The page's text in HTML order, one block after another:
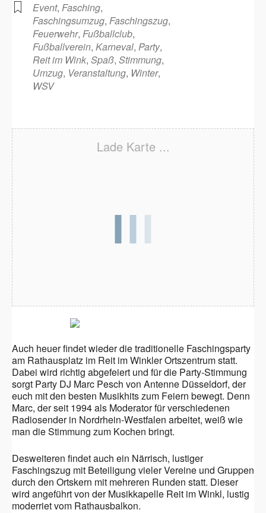
Event, Fasching,
Faschingsumzug, Faschingszug,
Feuerwehr, Fußballclub,
Fußballverein, Karneval, Party,
Reit im Wink, Spaß, Stimmung,
Umzug, Veranstaltung, Winter,
WSV
Lade Karte ...
Auch heuer findet wieder die traditionelle Faschingsparty
am Rathausplatz im Reit im Winkler Ortszentrum statt.
Dabei wird richtig abgefeiert und für die Party-Stimmung
sorgt Party DJ Marc Pesch von Antenne Düsseldorf, der
euch mit den besten Musikhits zum Feiern bewegt. Denn
Marc, der seit 1994 als Moderator für verschiedenen
Radiosender in Nordrhein-Westfalen arbeitet, weiß wie
man die Stimmung zum Kochen bringt.
Desweiteren findet auch ein Närrisch, lustiger
Faschingszug mit Beteiligung vieler Vereine und Gruppen
durch den Ortskern mit mehreren Runden statt. Dieser
wird angeführt von der Musikkapelle Reit im Winkl, lustig
moderriet vom Rathausbalkon.